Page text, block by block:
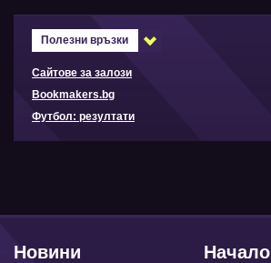
Полезни връзки
Сайтове за залози
Bookmakers.bg
Футбол: резултати
Начало
Новини